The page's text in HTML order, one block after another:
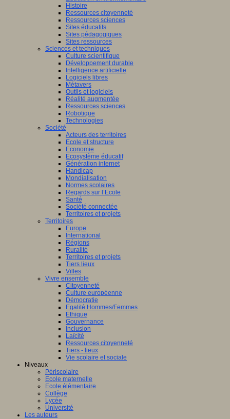
Histoire
Ressources citoyenneté
Ressources sciences
Sites éducatifs
Sites pédagogiques
Sites ressources
Sciences et techniques
Culture scientifique
Développement durable
Intelligence artificielle
Logiciels libres
Métavers
Outils et logiciels
Réalité augmentée
Ressources sciences
Robotique
Technologies
Société
Acteurs des territoires
Ecole et structure
Economie
Ecosystème éducatif
Génération internet
Handicap
Mondialisation
Normes scolaires
Regards sur l’Ecole
Santé
Société connectée
Territoires et projets
Territoires
Europe
International
Régions
Ruralité
Territoires et projets
Tiers lieux
Villes
Vivre ensemble
Citoyenneté
Culture européenne
Démocratie
Egalité Hommes/Femmes
Ethique
Gouvernance
Inclusion
Laïcité
Ressources citoyenneté
Tiers - lieux
Vie scolaire et sociale
Niveaux
Périscolaire
Ecole maternelle
Ecole élémentaire
Collège
Lycée
Université
Les auteurs